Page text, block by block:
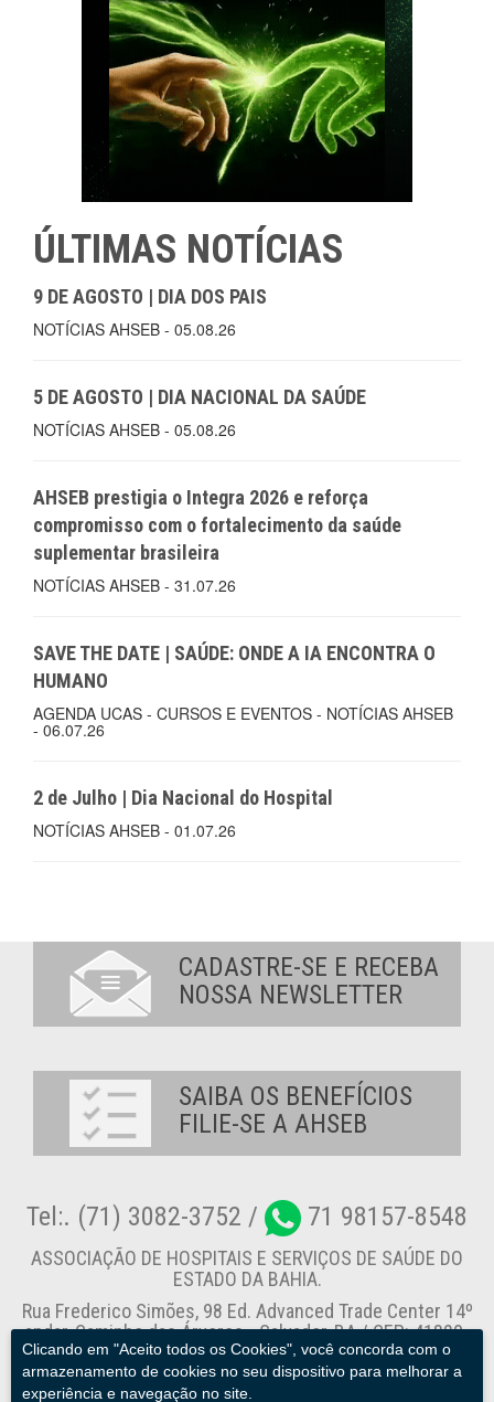
ÚLTIMAS NOTÍCIAS
9 DE AGOSTO | DIA DOS PAIS
NOTÍCIAS AHSEB - 05.08.26
5 DE AGOSTO | DIA NACIONAL DA SAÚDE
NOTÍCIAS AHSEB - 05.08.26
AHSEB prestigia o Integra 2026 e reforça
compromisso com o fortalecimento da saúde
suplementar brasileira
NOTÍCIAS AHSEB - 31.07.26
SAVE THE DATE | SAÚDE: ONDE A IA ENCONTRA O
HUMANO
AGENDA UCAS - CURSOS E EVENTOS - NOTÍCIAS AHSEB
- 06.07.26
2 de Julho | Dia Nacional do Hospital
NOTÍCIAS AHSEB - 01.07.26
Clicando em "Aceito todos os Cookies", você concorda com o
armazenamento de cookies no seu dispositivo para melhorar a
experiência e navegação no site.
CADASTRE-SE E RECEBA
NOSSA NEWSLETTER
SAIBA OS BENEFÍCIOS
FILIE-SE A AHSEB
Tel:. (71) 3082-3752 / 71 98157-8548
ASSOCIAÇÃO DE HOSPITAIS E SERVIÇOS DE SAÚDE DO
ESTADO DA BAHIA.
Rua Frederico Simões, 98 Ed. Advanced Trade Center 14º
andar, Caminho das Árvores - Salvador-BA / CEP: 41820-
774